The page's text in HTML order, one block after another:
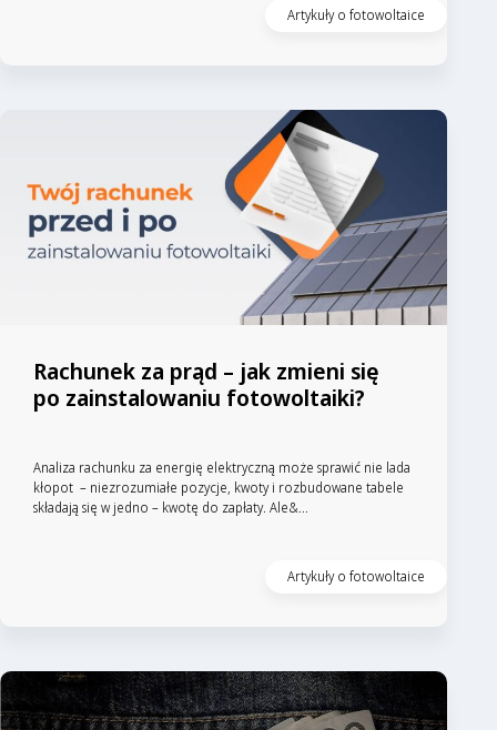
Artykuły o fotowoltaice
Rachunek za prąd – jak zmieni się
po zainstalowaniu fotowoltaiki?
Analiza rachunku za energię elektryczną może sprawić nie lada
kłopot – niezrozumiałe pozycje, kwoty i rozbudowane tabele
składają się w jedno – kwotę do zapłaty. Ale&...
Artykuły o fotowoltaice